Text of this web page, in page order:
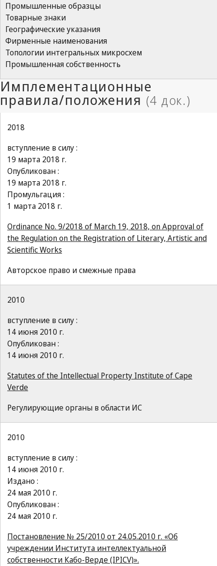
Промышленные образцы
Товарные знаки
Географические указания
Фирменные наименования
Топологии интегральных микросхем
Промышленная собственность
2018
вступление в силу :
19 марта 2018 г.
Опубликован :
19 марта 2018 г.
Промульгация :
1 марта 2018 г.
Ordinance No. 9/2018 of March 19, 2018, on Approval of
the Regulation on the Registration of Literary, Artistic and
Scientific Works
Авторское право и смежные права
2010
вступление в силу :
14 июня 2010 г.
Опубликован :
14 июня 2010 г.
Statutes of the Intellectual Property Institute of Cape
Verde
Регулирующие органы в области ИС
2010
вступление в силу :
14 июня 2010 г.
Издано :
24 мая 2010 г.
Опубликован :
24 мая 2010 г.
Постановление № 25/2010 от 24.05.2010 г. «Об
учреждении Института интеллектуальной
собственности Кабо-Верде (IPICV)».